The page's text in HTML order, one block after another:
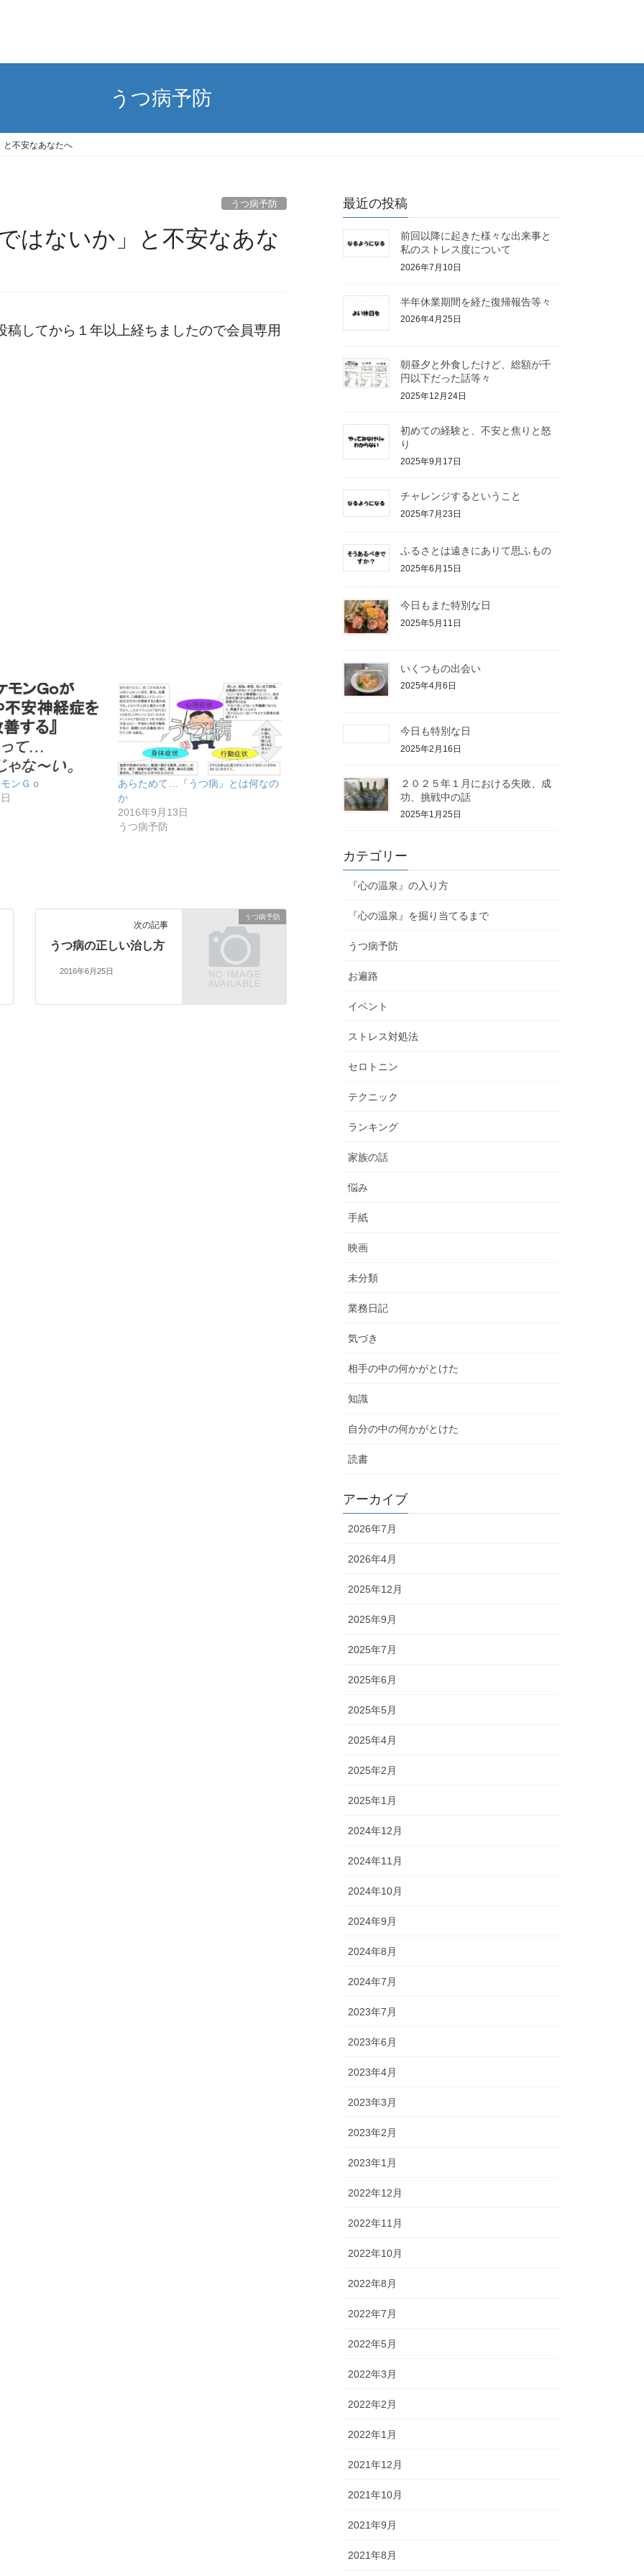
うつ病予防
と不安なあなたへ
うつ病予防
はないか」と不安なあな
してから１年以上経ちましたので会員専用
ンＧｏ
あらためて…『うつ病』とは何なの
か
2016年9月13日
うつ病予防
うつ病予防
次の記事
うつ病の正しい治し方
2016年6月25日
最近の投稿
前回以降に起きた様々な出来事と
私のストレス度について
2026年7月10日
半年休業期間を経た復帰報告等々
2026年4月25日
朝昼夕と外食したけど、総額が千
円以下だった話等々
2025年12月24日
初めての経験と、不安と焦りと怒
り
2025年9月17日
チャレンジするということ
2025年7月23日
ふるさとは遠きにありて思ふもの
2025年6月15日
今日もまた特別な日
2025年5月11日
いくつもの出会い
2025年4月6日
今日も特別な日
2025年2月16日
２０２５年１月における失敗、成
功、挑戦中の話
2025年1月25日
カテゴリー
『心の温泉』の入り方
『心の温泉』を掘り当てるまで
うつ病予防
お遍路
イベント
ストレス対処法
セロトニン
テクニック
ランキング
家族の話
悩み
手紙
映画
未分類
業務日記
気づき
相手の中の何かがとけた
知識
自分の中の何かがとけた
読書
アーカイブ
2026年7月
2026年4月
2025年12月
2025年9月
2025年7月
2025年6月
2025年5月
2025年4月
2025年2月
2025年1月
2024年12月
2024年11月
2024年10月
2024年9月
2024年8月
2024年7月
2023年7月
2023年6月
2023年4月
2023年3月
2023年2月
2023年1月
2022年12月
2022年11月
2022年10月
2022年8月
2022年7月
2022年5月
2022年3月
2022年2月
2022年1月
2021年12月
2021年10月
2021年9月
2021年8月